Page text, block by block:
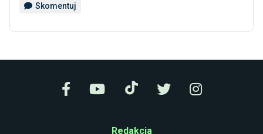
Skomentuj
Redakcja